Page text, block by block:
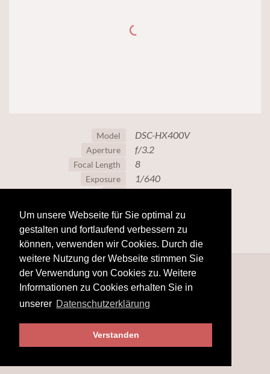
Um unsere Webseite für Sie optimal zu
gestalten und fortlaufend verbessern zu
können, verwenden wir Cookies. Durch die
weitere Nutzung der Webseite stimmen Sie
der Verwendung von Cookies zu. Weitere
Informationen zu Cookies erhalten Sie in
unserer Datenschutzerklärung
Verstanden
Model DSC-HX400V
Aperture f/3.2
Focal Length 8
Exposure 1/640
80
© 2025hobby-fotografie.mobi